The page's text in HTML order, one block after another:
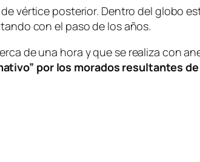
vértice posterior. Dentro del globo
con el paso de los años.
de una hora y que se realiza con
por los morados resultantes